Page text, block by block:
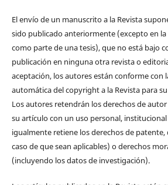
El envío de un manuscrito a la Revista
sido publicado anteriormente (excepto en
como parte de una tesis), que no está bajo
publicación en ninguna otra revista o
aceptación, los autores están conforme con
automática del copyright a la Revista para
Los autores retendrán los derechos de
su artículo con un uso personal,
igualmente retiene los derechos de patente,
caso de que sean aplicables) o derechos
(incluyendo los datos de investigación).